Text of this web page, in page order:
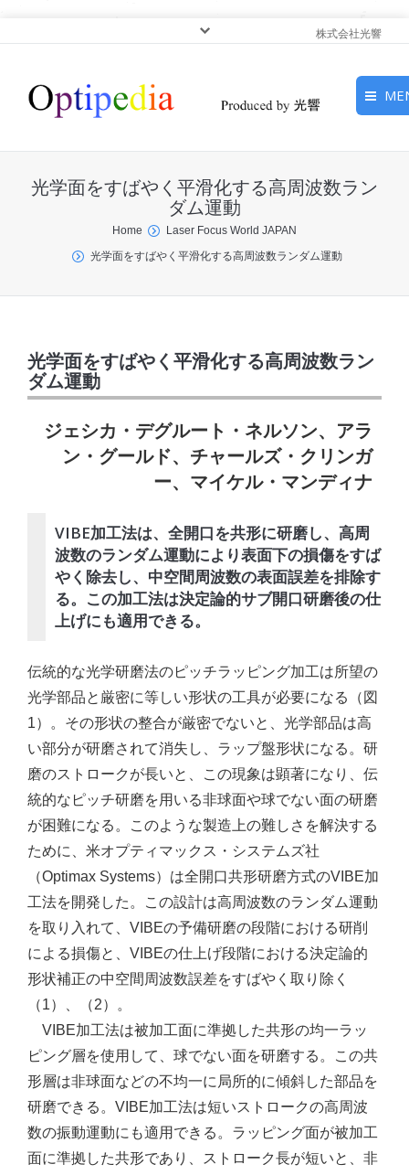
株式会社光響
ピックアップ
サービス
光学面をすばやく平滑化する高周波数ラン
ダム運動
You are here:Home
Laser Focus World JAPAN
光学面をすばやく平滑化する高周波数ランダム運動
光学面をすばやく平滑化する高周波数ラン
ダム運動
ジェシカ・デグルート・ネルソン、アラ
ン・グールド、チャールズ・クリンガ
ー、マイケル・マンディナ
VIBE加工法は、全開口を共形に研磨し、高周
波数のランダム運動により表面下の損傷をすば
やく除去し、中空間周波数の表面誤差を排除す
る。この加工法は決定論的サブ開口研磨後の仕
上げにも適用できる。
伝統的な光学研磨法のピッチラッピング加工は所望の
光学部品と厳密に等しい形状の工具が必要になる（図
1）。その形状の整合が厳密でないと、光学部品は高
い部分が研磨されて消失し、ラップ盤形状になる。研
磨のストロークが長いと、この現象は顕著になり、伝
統的なピッチ研磨を用いる非球面や球でない面の研磨
が困難になる。このような製造上の難しさを解決する
ために、米オプティマックス・システムズ社
（Optimax Systems）は全開口共形研磨方式のVIBE加
工法を開発した。この設計は高周波数のランダム運動
を取り入れて、VIBEの予備研磨の段階における研削
による損傷と、VIBEの仕上げ段階における決定論的
形状補正の中空間周波数誤差をすばやく取り除く
（1）、（2）。
VIBE加工法は被加工面に準拠した共形の均一ラッ
ピング層を使用して、球でない面を研磨する。この共
形層は非球面などの不均一に局所的に傾斜した部品を
研磨できる。VIBE加工法は短いストロークの高周波
数の振動運動にも適用できる。ラッピング面が被加工
面に準拠した共形であり、ストローク長が短いと、非